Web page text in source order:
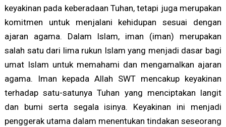
keyakinan pada keberadaan Tuhan, tetapi juga merupakan
komitmen untuk menjalani kehidupan sesuai dengan
ajaran agama. Dalam Islam, iman (iman) merupakan
salah satu dari lima rukun Islam yang menjadi dasar bagi
umat Islam untuk memahami dan mengamalkan ajaran
agama. Iman kepada Allah SWT mencakup keyakinan
terhadap satu-satunya Tuhan yang menciptakan langit
dan bumi serta segala isinya. Keyakinan ini menjadi
penggerak utama dalam menentukan tindakan seseorang